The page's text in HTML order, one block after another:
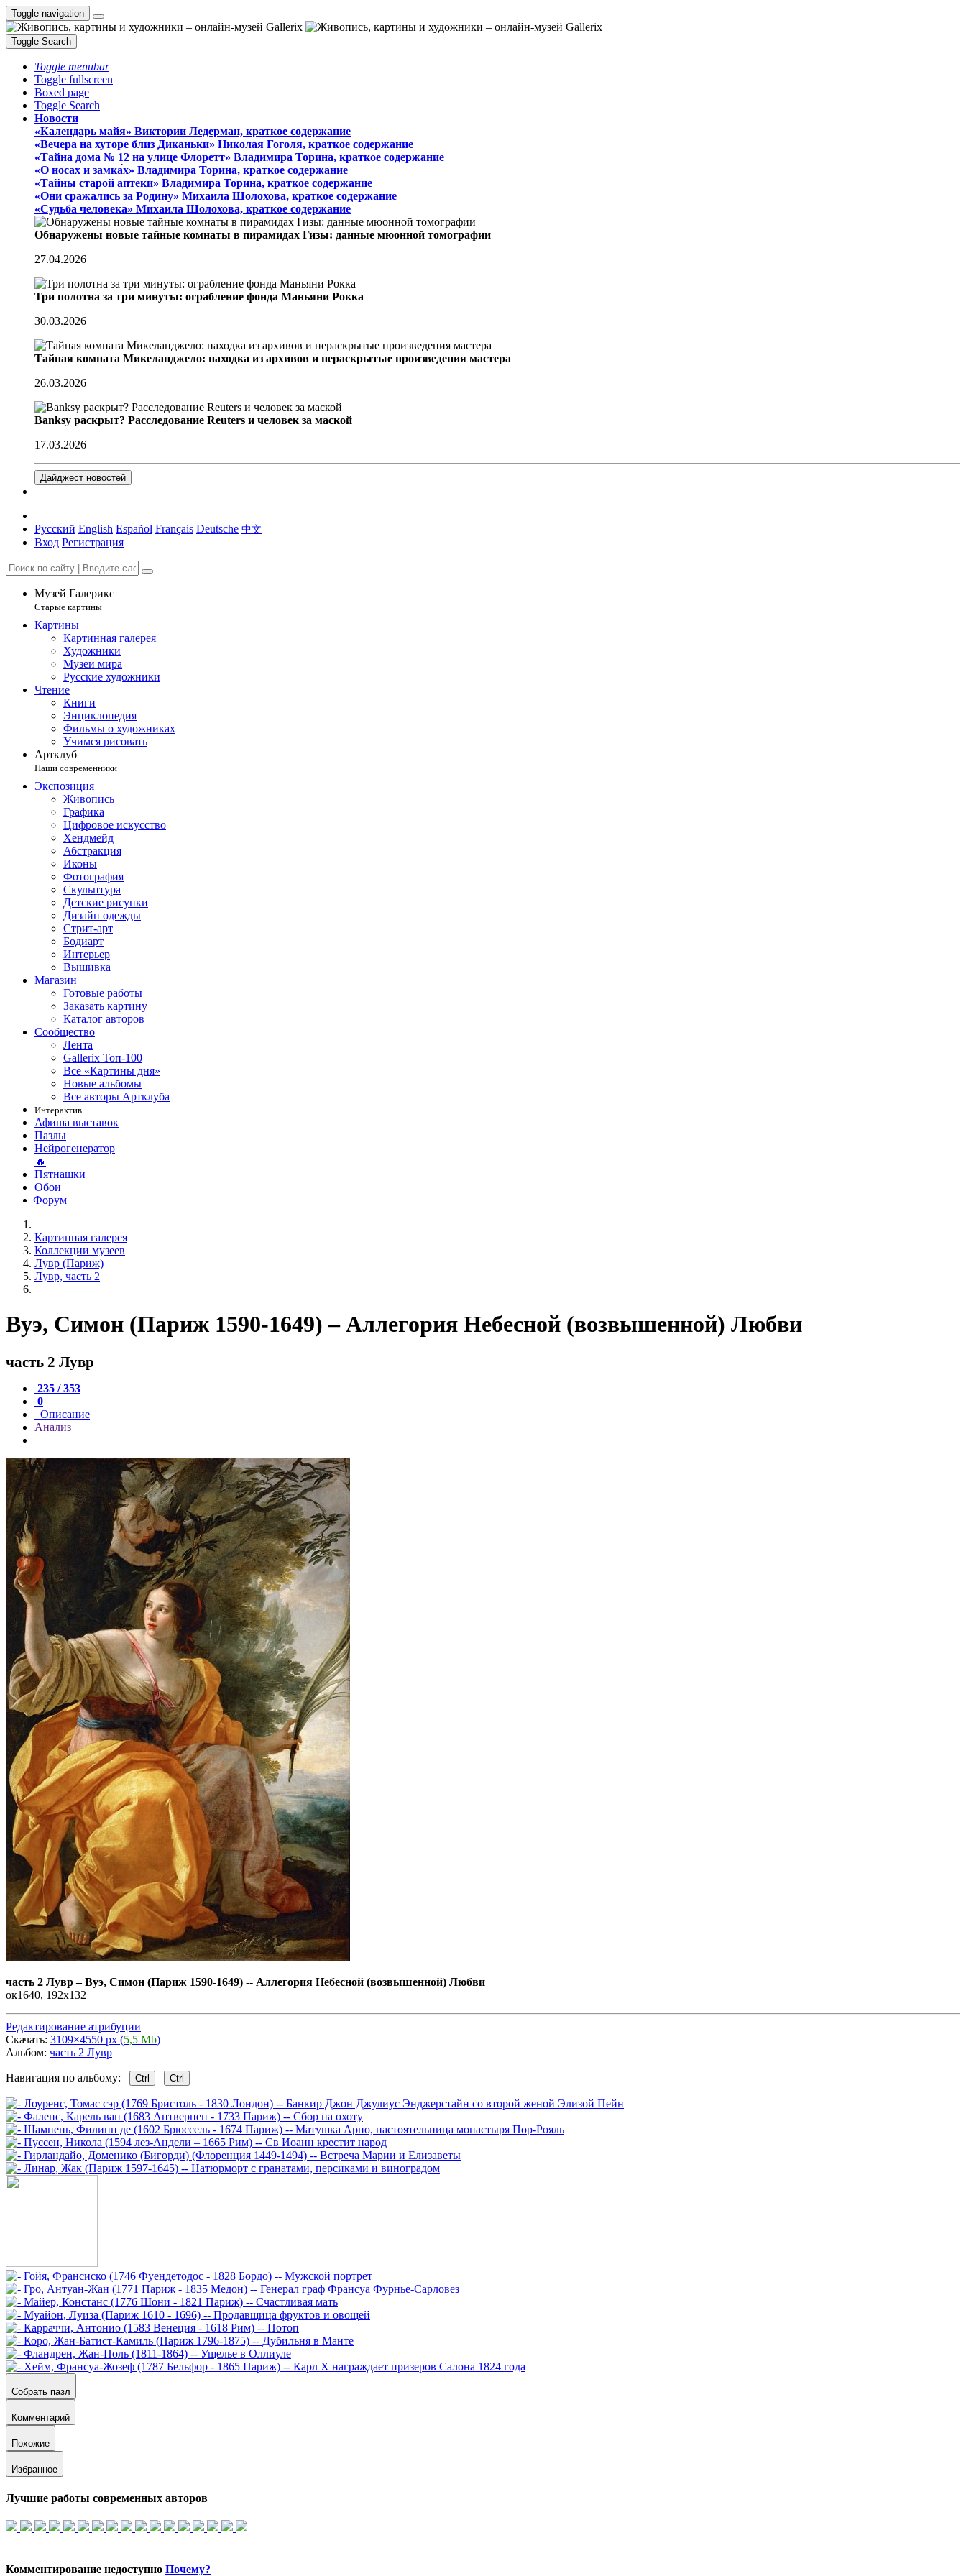
Toggle navigation
Toggle Search
Toggle menubar
Toggle fullscreen
Boxed page
Toggle Search
Новости
«Календарь майя» Виктории Ледерман, краткое содержание
«Вечера на хуторе близ Диканьки» Николая Гоголя, краткое содержание
«Тайна дома № 12 на улице Флоретт» Владимира Торина, краткое содержание
«О носах и замка́х» Владимира Торина, краткое содержание
«Тайны старой аптеки» Владимира Торина, краткое содержание
«Они сражались за Родину» Михаила Шолохова, краткое содержание
«Судьба человека» Михаила Шолохова, краткое содержание
Обнаружены новые тайные комнаты в пирамидах Гизы: данные мюонной томографии
27.04.2026
Три полотна за три минуты: ограбление фонда Маньяни Рокка
30.03.2026
Тайная комната Микеланджело: находка из архивов и нераскрытые произведения мастера
26.03.2026
Banksy раскрыт? Расследование Reuters и человек за маской
17.03.2026
Дайджест новостей
Русский English Español Français Deutsche 中文
Вход Регистрация
Музей Галерикс
Старые картины
Картины
Картинная галерея
Художники
Музеи мира
Русские художники
Чтение
Книги
Энциклопедия
Фильмы о художниках
Учимся рисовать
Артклуб
Наши современники
Экспозиция
Живопись
Графика
Цифровое искусство
Хендмейд
Абстракция
Иконы
Фотография
Скульптура
Детские рисунки
Дизайн одежды
Стрит-арт
Бодиарт
Интерьер
Вышивка
Магазин
Готовые работы
Заказать картину
Каталог авторов
Сообщество
Лента
Gallerix Топ-100
Все «Картины дня»
Новые альбомы
Все авторы Артклуба
Интерактив
Афиша выставок
Пазлы
Нейрогенератор
🔥
Пятнашки
Обои
Форум
Картинная галерея
Коллекции музеев
Лувр (Париж)
Лувр, часть 2
Вуэ, Симон (Париж 1590-1649) – Аллегория Небесной (возвышенной) Любви
часть 2 Лувр
235 / 353
0
Описание
Анализ
часть 2 Лувр–Вуэ, Симон (Париж 1590-1649) -- Аллегория Небесной (возвышенной) Любви
ок1640, 192х132
Редактирование атрибуции
Скачать: 3109×4550 px (5,5 Mb)
Альбом: часть 2 Лувр
Навигация по альбому: Ctrl Ctrl
Собрать пазл
Комментарий
Похожие
Избранное
Лучшие работы современных авторов
Комментирование недоступно Почему?